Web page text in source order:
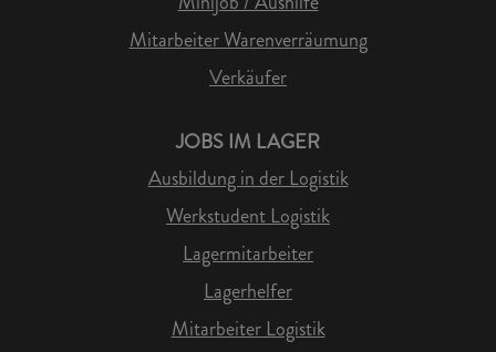
Mitarbeiter Warenverräumung
Verkäufer
JOBS IM LAGER
Ausbildung in der Logistik
Werkstudent Logistik
Lagermitarbeiter
Lagerhelfer
Mitarbeiter Logistik